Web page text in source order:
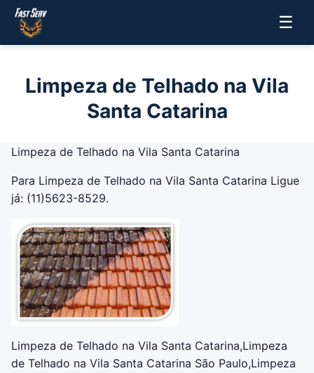
☰
Limpeza de Telhado na Vila
Santa Catarina
Limpeza de Telhado na Vila Santa Catarina
Para Limpeza de Telhado na Vila Santa Catarina Ligue
já: (11)5623-8529.
Limpeza de Telhado na Vila Santa Catarina,Limpeza
de Telhado na Vila Santa Catarina São Paulo,Limpeza